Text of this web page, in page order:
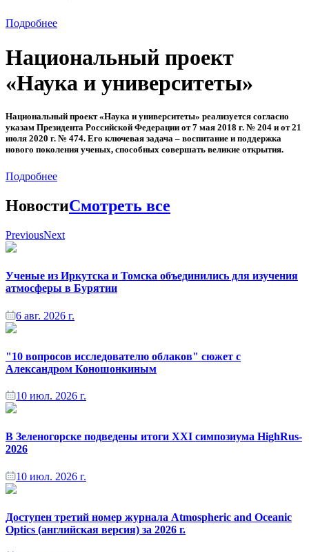
Подробнее
Национальный проект
«Наука и университеты»
Национальный проект «Наука и университеты» реализуется согласно
указам Президента Российской Федерации от 7 мая 2018 г. № 204 и от 21
июля 2020 г. № 474. Его ключевая задача – воспитание и поддержка
нового поколения ученых, способных совершать великие открытия.
Подробнее
НовостиСмотреть все
PreviousNext
Ученые из Иркутска и Томска объединились для изучения
атмосферы в Бурятии
6 авг. 2026 г.
"10 вопросов исследователю облаков" сюжет с
Александром Коношонкиным
10 июл. 2026 г.
В Зеленогорске подведены итоги XXI симпозиума HighRus-
2026
10 июл. 2026 г.
Доступен третий номер журнала Atmospheric and Oceanic
Optics (английская версия) за 2026 г.